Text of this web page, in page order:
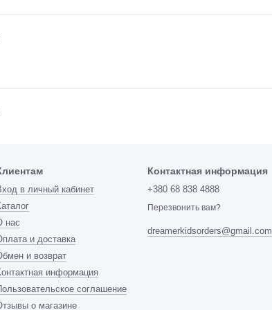
в личный кабинет
нас
и доставка
и возврат
информация
соглашение
о магазине
Контактная информация
+380 68 838 4888
Перезвонить вам?
dreamerkidsorders@gmail.com